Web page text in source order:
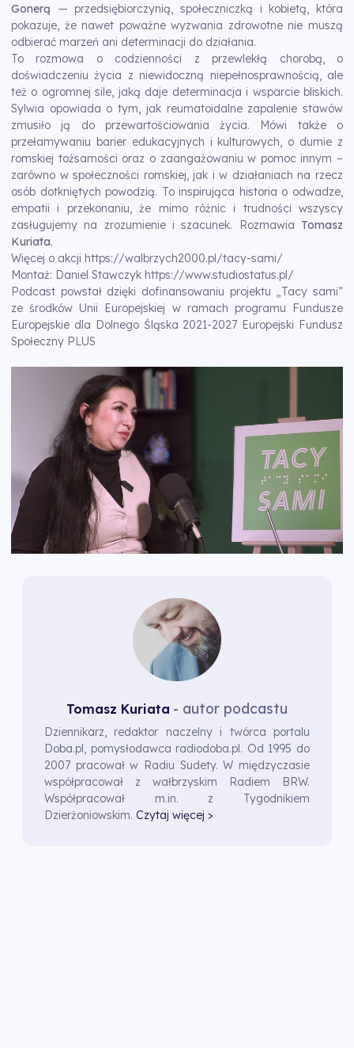
Gonerą — przedsiębiorczynią, społeczniczką i kobietą, która
pokazuje, że nawet poważne wyzwania zdrowotne nie muszą
odbierać marzeń ani determinacji do działania.
To rozmowa o codzienności z przewlekłą chorobą, o
doświadczeniu życia z niewidoczną niepełnosprawnością, ale
też o ogromnej sile, jaką daje determinacja i wsparcie bliskich.
Sylwia opowiada o tym, jak reumatoidalne zapalenie stawów
zmusiło ją do przewartościowania życia. Mówi także o
przełamywaniu barier edukacyjnych i kulturowych, o dumie z
romskiej tożsamości oraz o zaangażowaniu w pomoc innym –
zarówno w społeczności romskiej, jak i w działaniach na rzecz
osób dotkniętych powodzią. To inspirująca historia o odwadze,
empatii i przekonaniu, że mimo różnic i trudności wszyscy
zasługujemy na zrozumienie i szacunek. Rozmawia Tomasz
Kuriata.
Więcej o akcji https://walbrzych2000.pl/tacy-sami/
Montaż: Daniel Stawczyk https://www.studiostatus.pl/
Podcast powstał dzięki dofinansowaniu projektu „Tacy sami”
ze środków Unii Europejskiej w ramach programu Fundusze
Europejskie dla Dolnego Śląska 2021-2027 Europejski Fundusz
Społeczny PLUS
Tomasz Kuriata - autor podcastu
Dziennikarz, redaktor naczelny i twórca portalu
Doba.pl, pomysłodawca radiodoba.pl. Od 1995 do
2007 pracował w Radiu Sudety. W międzyczasie
współpracował z wałbrzyskim Radiem BRW.
Współpracował m.in. z Tygodnikiem
Dzierżoniowskim. Czytaj więcej >